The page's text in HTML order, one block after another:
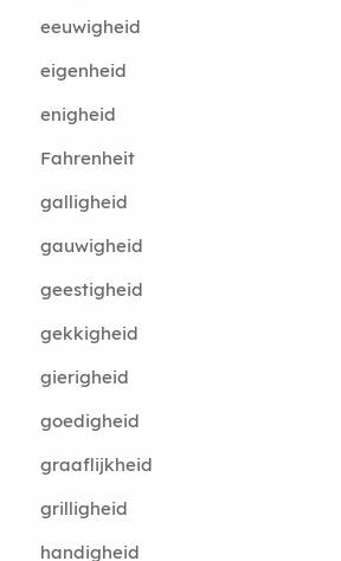
eeuwigheid
eigenheid
enigheid
Fahrenheit
galligheid
gauwigheid
geestigheid
gekkigheid
gierigheid
goedigheid
graaflijkheid
grilligheid
handigheid